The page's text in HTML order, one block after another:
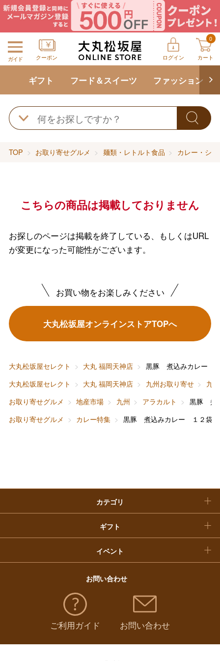
ガイド クーポン ログイン
0
カート
ギフト フード＆スイーツ ファッション
TOP お取り寄せグルメ 麺類・レトルト食品 カレー・シ
こちらの商品は掲載しておりません
お探しのページは掲載を終了している、もしくはURL
が変更になった可能性がございます。
お買い物をお楽しみください
大丸松坂屋オンラインストアTOPへ
大丸松坂屋セレクト 大丸 福岡天神店
黒豚 煮込みカレー
大丸松坂屋セレクト
大丸 福岡天神店 九州お取り寄せ
九
お取り寄せグルメ
地産市場 九州 アラカルト
黒豚 煮
お取り寄せグルメ
カレー特集 黒豚 煮込みカレー １２袋
カテゴリ
フード＆スイーツ
ビューティー
ホーム＆インテリア
ベビー＆キッズ
ギフト
大丸・松坂屋のギフト
結婚内祝い
お香典返し
快気祝い
イベント
ホワイトデー
母の日
お中元
敬老の日
福袋
お問い合わせ
ご利用ガイド お問い合わせ